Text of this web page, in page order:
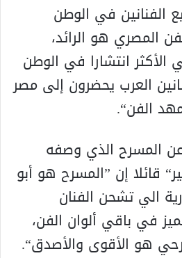
الفنانين في الوطن
المصري هو الرائد،
انتشارا في الوطن
العرب يحضرون إلى مصر
الفن“.
المسرح الذي وصفه
قائلا إن ”المسرح هو أبو
الي تشحن الفنان
في باقي ألوان الفن،
هو الأقوى والأصدق“.